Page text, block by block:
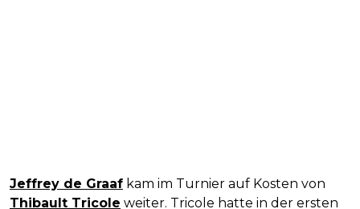
Jeffrey de Graaf kam im Turnier auf Kosten von
Thibault Tricole weiter. Tricole hatte in der ersten